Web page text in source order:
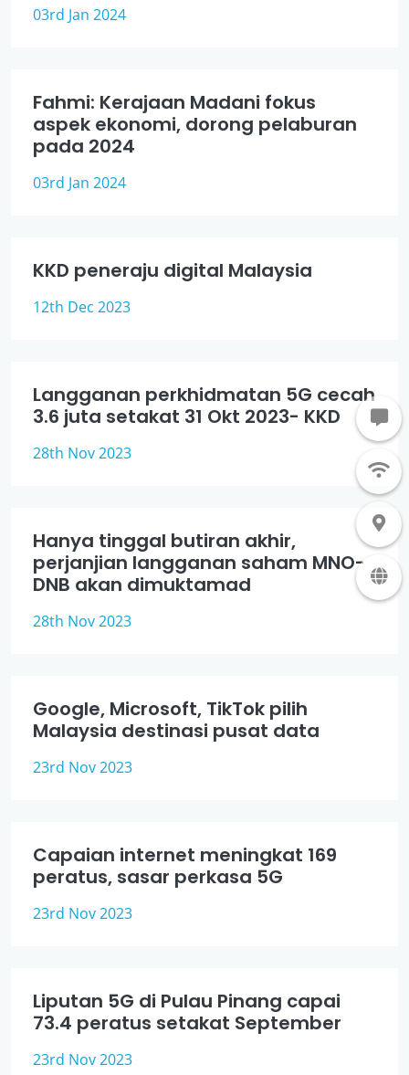
03rd Jan 2024
Fahmi: Kerajaan Madani fokus
aspek ekonomi, dorong pelaburan
pada 2024
03rd Jan 2024
KKD peneraju digital Malaysia
12th Dec 2023
Langganan perkhidmatan 5G cecah
3.6 juta setakat 31 Okt 2023- KKD
28th Nov 2023
Hanya tinggal butiran akhir,
perjanjian langganan saham MNO-
DNB akan dimuktamad
28th Nov 2023
Google, Microsoft, TikTok pilih
Malaysia destinasi pusat data
23rd Nov 2023
Capaian internet meningkat 169
peratus, sasar perkasa 5G
23rd Nov 2023
Liputan 5G di Pulau Pinang capai
73.4 peratus setakat September
23rd Nov 2023